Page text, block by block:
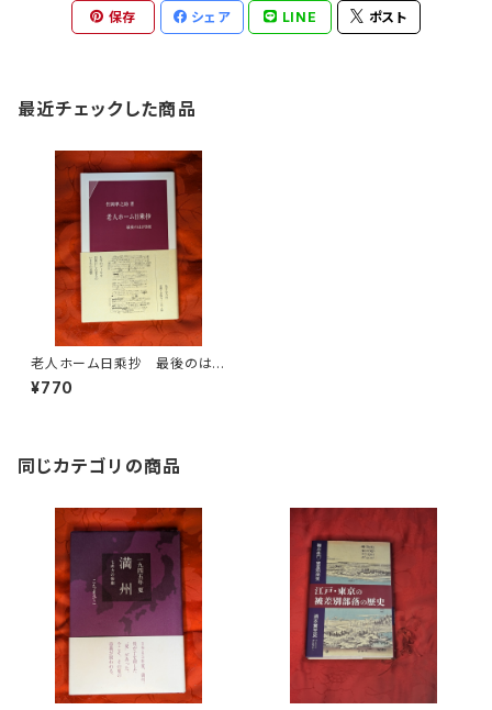
保存 シェア LINE ポスト
最近チェックした商品
老人ホーム日乘抄 最後のは
がき便 竹岡準之助 あすなろ
社
¥770
同じカテゴリの商品